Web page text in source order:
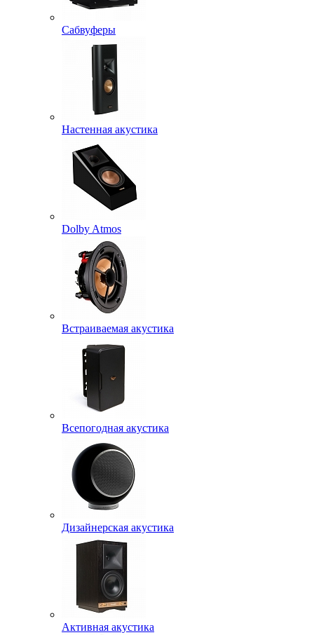
Сабвуферы
Настенная акустика
Dolby Atmos
Встраиваемая акустика
Всепогодная акустика
Дизайнерская акустика
Активная акустика